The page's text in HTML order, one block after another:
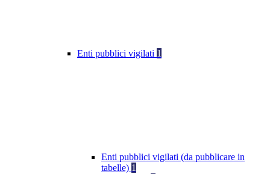
Enti pubblici vigilati 1
Enti pubblici vigilati (da pubblicare in
tabelle) 1